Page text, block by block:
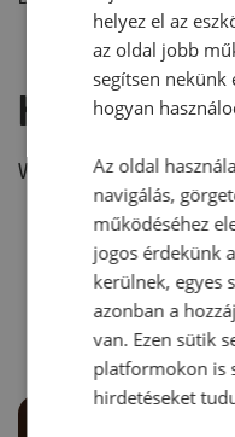
Hozzászólás
Vélemény írásához, kérjük,
helyez el az
az oldal jobb
segítsen
hogyan
Az oldal
navigálás,
működéséhez
jogos érdekünk
kerülnek, egyes
azonban a
van. Ezen sütik
platformokon is
hirdetéseket